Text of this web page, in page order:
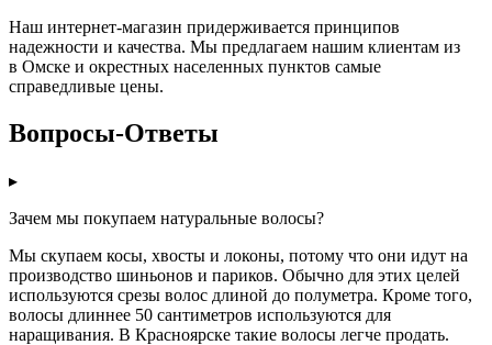
Наш интернет-магазин придерживается принципов
надежности и качества. Мы предлагаем нашим клиентам из
в Омске и окрестных населенных пунктов самые
справедливые цены.
Вопросы-Ответы
▸
Зачем мы покупаем натуральные волосы?
Мы скупаем косы, хвосты и локоны, потому что они идут на
производство шиньонов и париков. Обычно для этих целей
используются срезы волос длиной до полуметра. Кроме того,
волосы длиннее 50 сантиметров используются для
наращивания. В Красноярске такие волосы легче продать.